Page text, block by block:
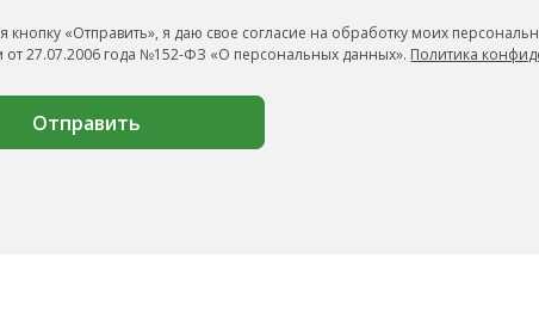
кнопку «Отправить», я даю свое согласие на обработку моих
от 27.07.2006 года №152-ФЗ «О персональных данных». Политика
Отправить